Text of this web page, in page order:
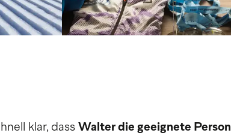
klar, dass Walter die geeignete Person